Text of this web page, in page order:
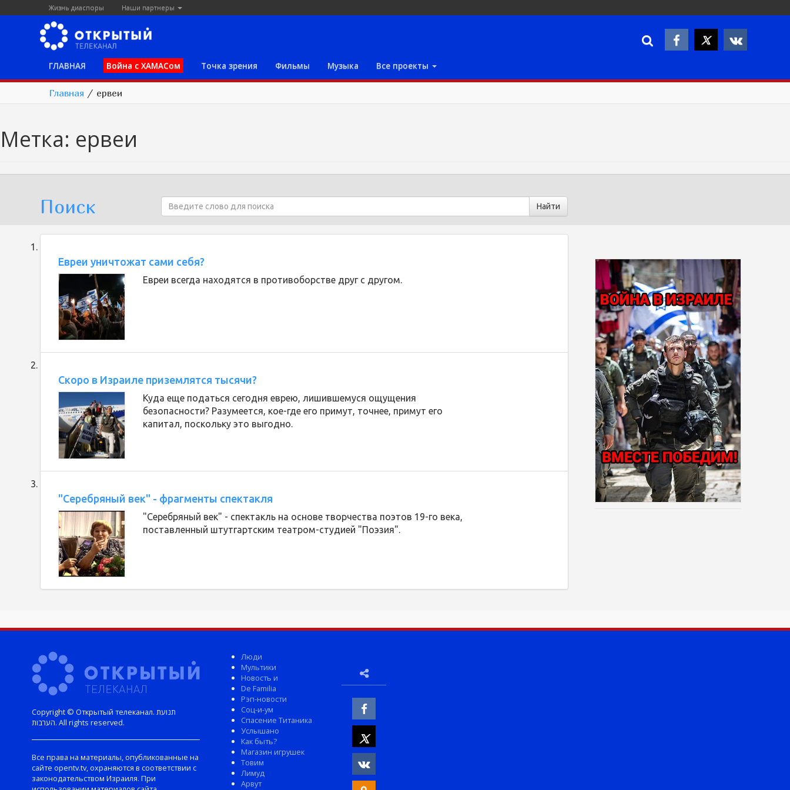
Жизнь диаспоры Наши партнеры
ГЛАВНАЯ Война с ХАМАСом Точка зрения Фильмы Музыка Все проекты
Главная / ервеи
Метка: ервеи
Поиск
Евреи уничтожат сами себя?
Евреи всегда находятся в противоборстве друг с другом.
Скоро в Израиле приземлятся тысячи?
Куда еще податься сегодня еврею, лишившемуся ощущения
безопасности? Разумеется, кое-где его примут, точнее, примут его
капитал, поскольку это выгодно.
"Серебряный век" - фрагменты спектакля
"Серебряный век" - спектакль на основе творчества поэтов 19-го века,
поставленный штутгартским театром-студией "Поэзия".
Copyright © Открытый телеканал. תנועת
הערבות. All rights reserved.
Все права на материалы, опубликованные на
сайте opentv.tv, охраняются в соответствии с
законодательством Израиля. При
Люди
Мультики
Новость и
De Familia
Рэп-новости
Соц-и-ум
Спасение Титаника
Услышано
Как быть?
Магазин игрушек
Товим
Лимуд
Арвут